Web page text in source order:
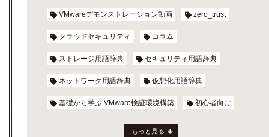
VMwareデモンストレーション動画 zero_trust
クラウドセキュリティ コラム
ストレージ用語辞典 セキュリティ用語辞典
ネットワーク用語辞典 仮想化用語辞典
基礎から学ぶ VMware検証環境構築 初心者向け
もっと見る